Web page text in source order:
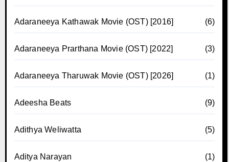
Adaraneeya Kathawak Movie (OST) [2016] (6)
Adaraneeya Prarthana Movie (OST) [2022] (3)
Adaraneeya Tharuwak Movie (OST) [2026] (1)
Adeesha Beats (9)
Adithya Weliwatta (5)
Aditya Narayan (1)